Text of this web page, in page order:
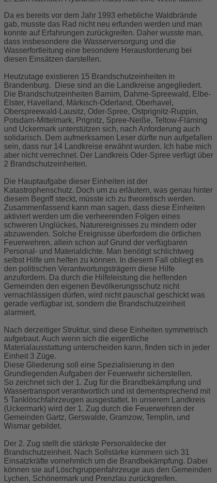
Da es bereits vor dem Jahr 1993 erhebliche Waldbrände
gab, musste das Rad nicht neu erfunden werden und man
konnte auf Erfahrungen zurückgreifen. Daher wusste man,
dass insbesondere die Wasserversorgung und die
Wasserfortleitung eine besondere Herausforderung bei
diesen Einsätzen darstellen.
Heutzutage existieren 15 Brandschutzeinheiten in
Brandenburg. Diese sind an die Landkreise angegliedert.
Die Brandschutzeinheiten Barnim, Dahme-Spreewald, Elbe-
Elster, Havelland, Märkisch-Oderland, Oberhavel,
Oberspreewald-Lausitz, Oder-Spree, Ostprignitz-Ruppin,
Potsdam-Mittelmark, Prignitz, Spree-Neiße, Teltow-Fläming
und Uckermark unterstützen sich, nach Anforderung auch
solidarisch. Dem aufmerksamen Leser dürfte nun aufgefallen
sein, dass nur 14 Landkreise erwähnt wurden. Ich habe mich
aber nicht verrechnet. Der Landkreis Oder-Spree verfügt über
2 Brandschutzeinheiten.
Die Hauptaufgabe dieser Einheiten ist der
Katastrophenschutz. Doch um zu erläutern, was genau hinter
diesem Begriff steckt, müsste ich zu theoretisch werden.
Zusammenfassend kann man sagen, dass diese Einheiten
aktiviert werden um die verheerenden Folgen eines
schweren Unglückes, Naturereignisses zu mindern oder
abzuwenden. Solche Ereignisse überfordern die örtlichen
Feuerwehren, allein schon auf Grund der verfügbaren
Personal- und Materialdichte. Man benötigt schlichtweg
selbst Hilfe um helfen zu können. In diesem Fall obliegt es
den politischen Verantwortungsträgern diese Hilfe
anzufordern. Da durch die Hilfeleistung die helfenden
Gemeinden den eigenen Bevölkerungsschutz nicht
vernachlässigen dürfen, wird nicht pauschal geschickt was
gerade verfügbar ist, sondern die Brandschutzeinheit
alarmiert.
Nach derzeitiger Struktur, sind diese Einheiten symmetrisch
aufgebaut. Auch wenn sich die eigentliche
Materialausstattung unterscheiden kann, finden sich in jeder
Einheit 3 Züge.
Diese Gliederung soll eine Spezialisierung in den
Grundlegenden Aufgaben der Feuerwehr sicherstellen.
So zeichnet sich der 1. Zug für die Brandbekämpfung und
Wassertransport verantwortlich und ist dementsprechend mit
5 Tanklöschfahrzeugen ausgestattet. In unserem Landkreis
(Uckermark) wird der 1. Zug durch die Feuerwehren der
Gemeinden Gartz, Gerswalde, Gramzow, Templin, und
Wismar gebildet.
Der 2. Zug stellt die stärkste Personaldecke der
Brandschutzeinheit. Nach Sollstärke kümmern sich 31
Einsatzkräfte vornehmlich um die Brandbekämpfung. Dabei
können sie auf Löschgruppenfahrzeuge aus den Gemeinden
Lychen, Schönermark und Prenzlau zurückgreifen.